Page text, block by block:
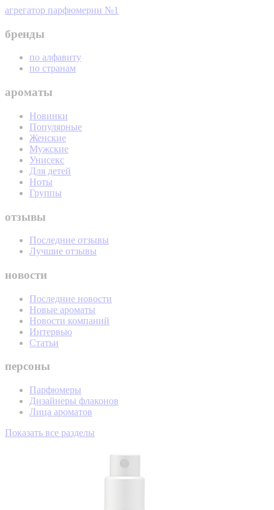
агрегатор парфюмерии №1
бренды
по алфавиту
по странам
ароматы
Новинки
Популярные
Женские
Мужские
Унисекс
Для детей
Ноты
Группы
отзывы
Последние отзывы
Лучшие отзывы
новости
Последние новости
Новые ароматы
Новости компаний
Интервью
Статьи
персоны
Парфюмеры
Дизайнеры флаконов
Лица ароматов
Показать все разделы